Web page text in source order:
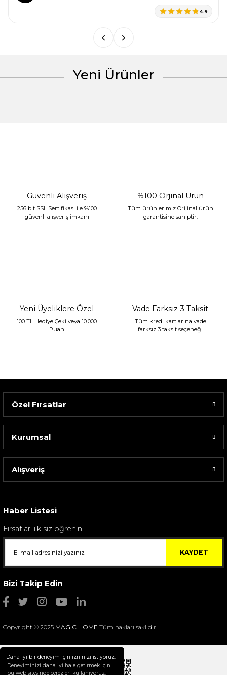
Daha iyi bir deneyim için izninizi istiyoruz.
Deneyiminizi daha iyi hale getirmek için
bu web sitesinde çerezleri kullanıyoruz.
4.9
Yeni Ürünler
Sarev Elfıda Flanel Nevresim Takımı Çift Kişili...
Güvenli Alışveriş
256 bit SSL Sertifikası ile %100
güvenli alışveriş imkanı
%100 Orjinal Ürün
Tüm ürünlerimiz Orijinal ürün
garantisine sahiptir.
Yeni Üyeliklere Özel
100 TL Hediye Çeki veya 10.000
Puan
Vade Farksız 3 Taksit
Tüm kredi kartlarına vade
farksız 3 taksit seçeneği
Özel Fırsatlar
Kurumsal
Alışveriş
Haber Listesi
Fırsatları ilk siz öğrenin !
KAYDET
Bizi Takip Edin
Copyright © 2025 MAGIC HOME Tüm hakları saklıdır.